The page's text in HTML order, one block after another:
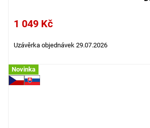
1 049 Kč
Uzávěrka objednávek 29.07.2026
Novinka